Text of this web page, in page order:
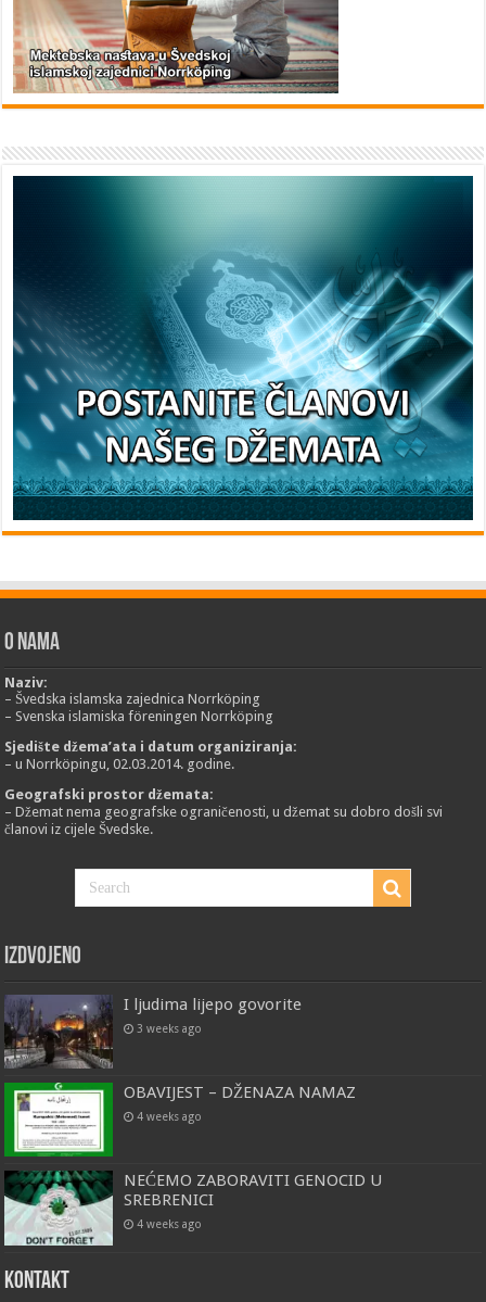
O nama
Naziv:
– Švedska islamska zajednica Norrköping
– Svenska islamiska föreningen Norrköping
Sjedište džema’ata i datum organiziranja:
– u Norrköpingu, 02.03.2014. godine.
Geografski prostor džemata:
– Džemat nema geografske ograničenosti, u džemat su dobro došli svi
članovi iz cijele Švedske.
Izdvojeno
I ljudima lijepo govorite
3 weeks ago
OBAVIJEST – DŽENAZA NAMAZ
4 weeks ago
NEĆEMO ZABORAVITI GENOCID U
SREBRENICI
4 weeks ago
Kontakt